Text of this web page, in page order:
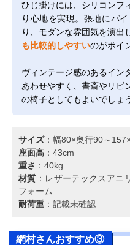
ひじ掛けには、シリコンフ
り心地を実現。張地にパ
り、モダンな雰囲気を演出
も比較的しやすいのがポイ
ヴィンテージ感のあるイン
あわせやすく、書斎やリビ
の椅子としてもよいでしょ
サイズ：幅80×奥行90～
座面高 ：43cm
重さ ：40kg
材質 ：レザーテックスアニ
フォーム
耐荷重 ：記載未確認
網村さんおすすめ③